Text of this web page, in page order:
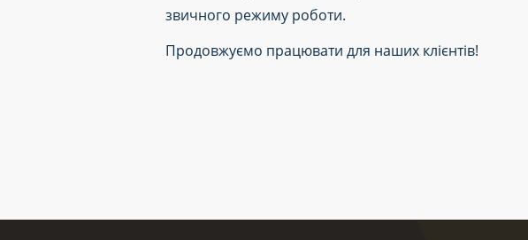
звичного режиму роботи.
Продовжуємо працювати для наших клієнтів!